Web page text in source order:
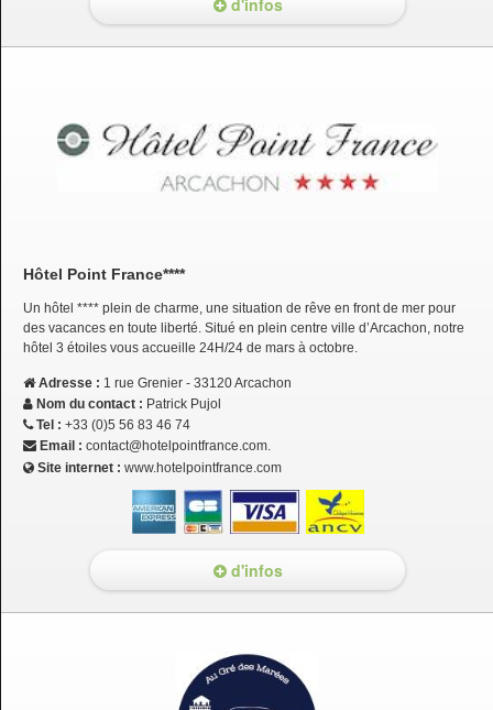
d'infos
Hôtel Point France****
Un hôtel **** plein de charme, une situation de rêve en front de mer pour
des vacances en toute liberté. Situé en plein centre ville d’Arcachon, notre
hôtel 3 étoiles vous accueille 24H/24 de mars à octobre.
Adresse : 1 rue Grenier - 33120 Arcachon
Nom du contact : Patrick Pujol
Tel : +33 (0)5 56 83 46 74
Email : contact@hotelpointfrance.com.
Site internet : www.hotelpointfrance.com
d'infos